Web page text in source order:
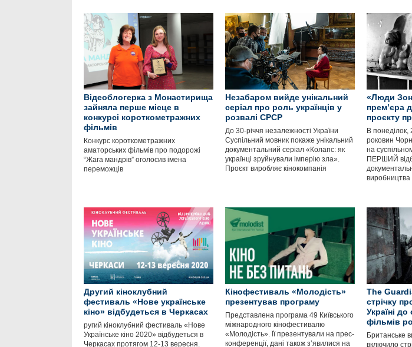
Відеоблогерка з Монастирища
зайняла перше місце в
конкурсі короткометражних
фільмів
Конкурс короткометражних
аматорських фільмів про подорожі
“Жага мандрів” оголосив імена
переможців
Незабаром вийде унікальний
серіал про роль українців у
розвалі СРСР
До 30-річчя незалежності України
Суспільний мовник покаже унікальний
документальний серіал «Колапс: як
українці зруйнували імперію зла».
Проєкт виробляє кінокомпанія
«Люди
прем’єра
проєкту
В понеділок,
роковин
на
ПЕРШИЙ
виробництва
Другий кіноклубний
фестиваль «Нове українське
кіно» відбудеться в Черкасах
ругий кіноклубний фестиваль «Нове
Українське кіно 2020» відбудеться в
Черкасах протягом 12-13 вересня.
Кінофестиваль «Молодість»
презентував програму
Представлена програма 49 Київського
міжнародного кінофестивалю
«Молодість». Її презентували на прес-
конференції, дані також з’явилися на
The
стрічку
Україні
фільмів
Британське
включило